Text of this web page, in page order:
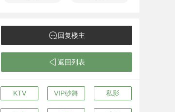
回复楼主
返回列表
KTV VIP砂舞 私影